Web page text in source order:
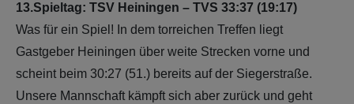
13.Spieltag: TSV Heiningen – TVS 33:37 (19:17)
Was für ein Spiel! In dem torreichen Treffen liegt
Gastgeber Heiningen über weite Strecken vorne und
scheint beim 30:27 (51.) bereits auf der Siegerstraße.
Unsere Mannschaft kämpft sich aber zurück und geht